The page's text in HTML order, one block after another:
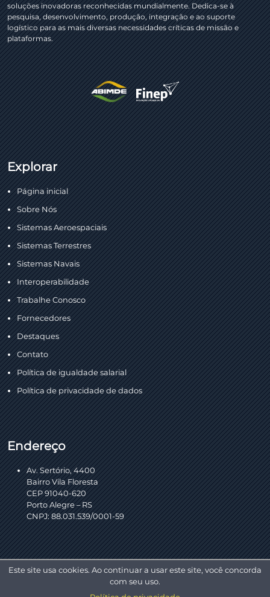
soluções inovadoras reconhecidas mundialmente. Dedica-se à
pesquisa, desenvolvimento, produção, integração e ao suporte
logístico para as mais diversas necessidades críticas de missão e
plataformas.
Explorar
Página inicial
Sobre Nós
Sistemas Aeroespaciais
Sistemas Terrestres
Sistemas Navais
Interoperabilidade
Trabalhe Conosco
Fornecedores
Destaques
Contato
Política de igualdade salarial
Política de privacidade de dados
Endereço
Av. Sertório, 4400
Bairro Vila Floresta
CEP 91040-620
Porto Alegre – RS
CNPJ: 88.031.539/0001-59
Este site usa cookies. Ao continuar a usar este site, você concorda
com seu uso.